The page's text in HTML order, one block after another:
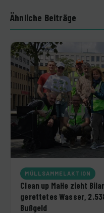
Ähnliche Beiträge
MÜLLSAMMELAKTION
Clean up MaHe zieht
gerettetes Wasser,
Bußgeld